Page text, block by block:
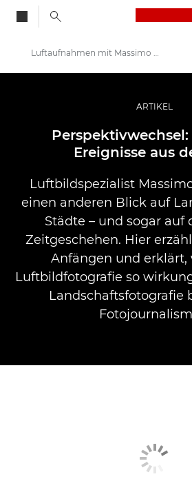
Profi-Geschichten: Inspirationen für Foto, Video und Durck
Luftaufnahmen mit Massimo Sestini
ARTIKEL
Ereignisse aus
Luftbildspezialist
einen anderen Blick auf
Städte – und sogar auf
Zeitgeschehen. Hier
Anfängen und erklärt,
Luftbildfotografie so
Landschaftsfotografie